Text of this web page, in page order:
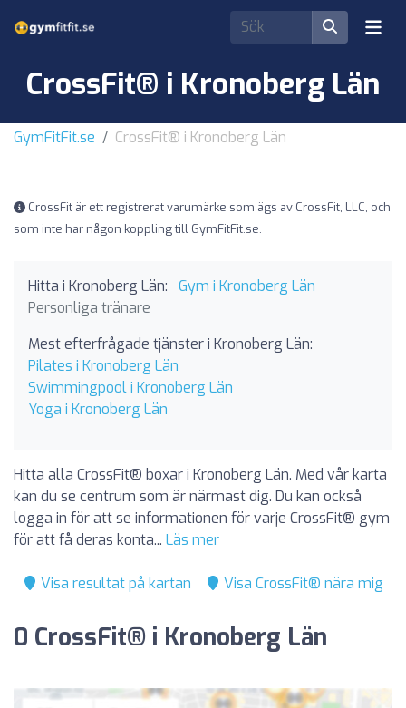
CrossFit® i Kronoberg Län
GymFitFit.se CrossFit® i Kronoberg Län
CrossFit är ett registrerat varumärke som ägs av CrossFit, LLC, och
som inte har någon koppling till GymFitFit.se.
Hitta i Kronoberg Län:
Gym i Kronoberg Län
Personliga tränare
Mest efterfrågade tjänster i Kronoberg Län:
Pilates i Kronoberg Län
Swimmingpool i Kronoberg Län
Yoga i Kronoberg Län
Hitta alla CrossFit® boxar i Kronoberg Län. Med vår karta
kan du se centrum som är närmast dig. Du kan också
logga in för att se informationen för varje CrossFit® gym
för att få deras konta... Läs mer
Visa resultat på kartan Visa CrossFit® nära mig
0 CrossFit® i Kronoberg Län